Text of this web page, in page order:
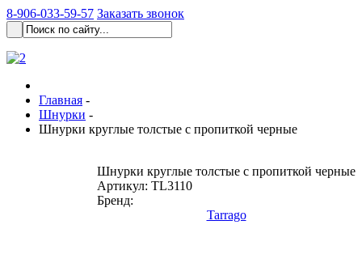
8-906-033-59-57 Заказать звонок
Главная -
Шнурки -
Шнурки круглые толстые с пропиткой черные
Шнурки круглые толстые с пропиткой черные
Артикул: TL3110
Бренд:
Tarrago